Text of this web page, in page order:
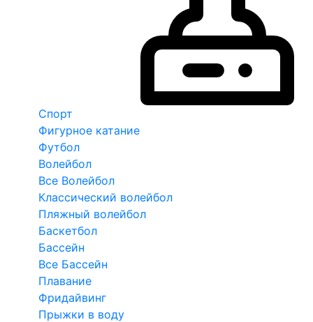
Спорт
Фигурное катание
Футбол
Волейбол
Все Волейбол
Классический волейбол
Пляжный волейбол
Баскетбол
Бассейн
Все Бассейн
Плавание
Фридайвинг
Прыжки в воду